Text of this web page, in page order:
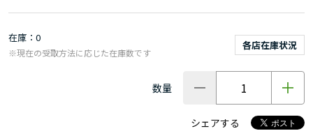
在庫 0
各店在庫状況
※現在の受取方法に応じた在庫数です
数量
シェアする